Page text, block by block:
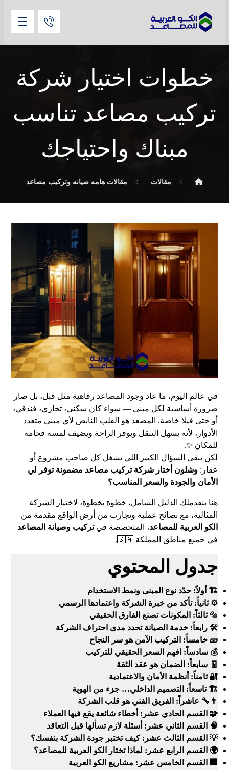
خطوات اختيار شركة
تركيب مصاعد تناسب
مبناك واحتياجك
مقالات مقالات هامه صيانه وتركيب مصاعد
في عالم اليوم، ما عاد وجود المصاعد رفاهية مثل قبل، بل صار
ضرورة أساسية لكل مبنى — سواء كان سكني، تجاري، فندقي،
أو حتى فيلا خاصة. المصعد هو القلب النابض لأي مبنى متعدد
الأدوار، لأنه يسهل التنقل ويوفر الراحة ويضيف لمسة فخامة
للمكان ✨.
لكن يبقى السؤال الكبير اللي يشغل كل صاحب مشروع أو
عقار:وشلون أختار شركة تركيب مصاعد مضمونة توفر لي
الأمان والجودة والسعر المناسب؟
هنا بنقدملك الدليل الشامل، خطوة بخطوة، لاختيار الشركة
المثالية، مع نصائح عملية وتجارب من أرض الواقع مقدمة من
الكو العربية للمصاعد، المتخصصة فيتركيب وصيانة المصاعد
في جميع مناطق المملكة 🇸🇦.
جدول المحتوي
🏗️ أولاً: حدّد نوع المبنى ونمط الاستخدام
⚙️ ثانياً: تأكد من خبرة الشركة واعتمادها الرسمي
🔩 ثالثاً: المكونات تصنع الفارق الحقيقي
🛠️ رابعاً: خدمة الصيانة تحدد مدى احتراف الشركة
🧱 خامساً: التركيب الآمن هو سر النجاح
💰 سادساً: افهم السعر الحقيقي للتركيب
🧾 سابعاً: الضمان هو عقد الثقة
🔐 ثامناً: أنظمة الأمان والاعتمادية
🏗️ تاسعاً: التصميم الداخلي… جزء من الهوية
👨‍🔧 عاشراً: الفريق الفني هو قلب الشركة
🧩 القسم الحادي عشر: أخطاء شائعة يقع فيها العملاء
🧠 القسم الثاني عشر: أسئلة لازم تسألها قبل التعاقد
💡 القسم الثالث عشر: كيف تختبر جودة الشركة بنفسك؟
🌍 القسم الرابع عشر: لماذا تختار الكو العربية للمصاعد؟
🏢 القسم الخامس عشر: مشاريع الكو العربية